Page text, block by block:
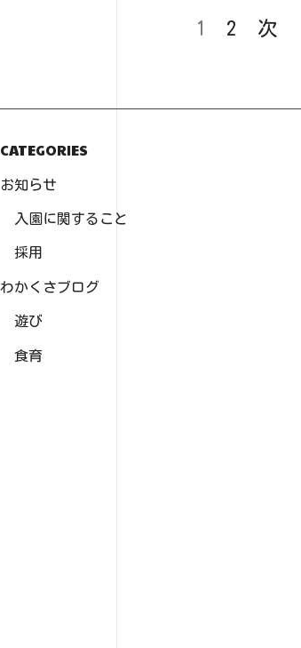
1 2 次
CATEGORIES
お知らせ
入園に関すること
採用
わかくさブログ
遊び
食育